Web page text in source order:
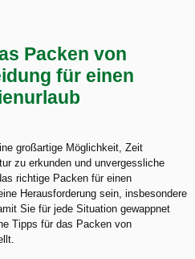
Packen von
für einen
großartige Möglichkeit, Zeit
zu erkunden und unvergessliche
richtige Packen für einen
Herausforderung sein, insbesondere
Sie für jede Situation gewappnet
Tipps für das Packen von